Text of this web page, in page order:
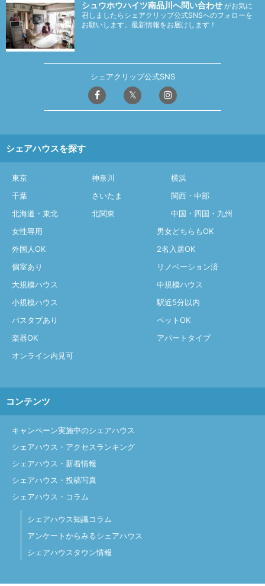
シュウホウハイツ南品川へ問い合わせ がお気に
召しましたらシェアクリップ公式SNSへのフォローを
お願いします。最新情報をお届けします！
シェアクリップ公式SNS
シェアハウスを探す
東京 神奈川
横浜
千葉
さいたま
関西・中部
北海道・東北
北関東
中国・四国・九州
女性専用
男女どちらもOK
外国人OK
2名入居OK
個室あり
リノベーション済
大規模ハウス
中規模ハウス
小規模ハウス
駅近5分以内
バスタブあり
ペットOK
楽器OK
アパートタイプ
オンライン内見可
コンテンツ
キャンペーン実施中のシェアハウス
シェアハウス・アクセスランキング
シェアハウス・新着情報
シェアハウス・投稿写真
シェアハウス・コラム
シェアハウス知識コラム
アンケートからみるシェアハウス
シェアハウスタウン情報